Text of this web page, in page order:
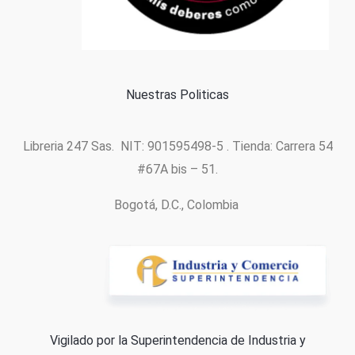
Nuestras Politicas
Libreria 247 Sas. NIT: 901595498-5 . Tienda: Carrera 54
#67A bis – 51.
Bogotá, D.C., Colombia
Vigilado por la Superintendencia de Industria y